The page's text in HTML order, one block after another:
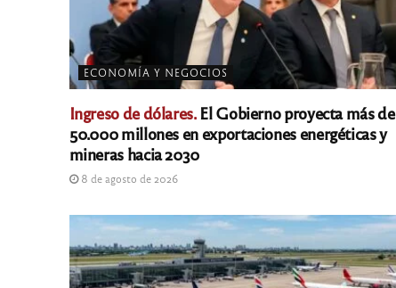
ECONOMÍA Y NEGOCIOS
Ingreso de dólares.El Gobierno proyecta más de
50.000 millones en exportaciones energéticas y
mineras hacia 2030
8 de agosto de 2026